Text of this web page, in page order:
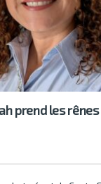
prend les rênes